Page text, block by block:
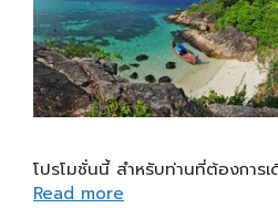
โปรโมชั่นนี้ สำหรับท่านที่ต้องการ
Read more